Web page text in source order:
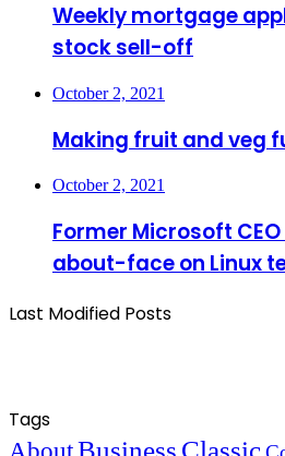
Weekly mortgage
stock sell-off
October 2, 2021
Making fruit and veg
October 2, 2021
Former Microsoft
about-face on Linux
Last Modified Posts
Tags
Business Classic